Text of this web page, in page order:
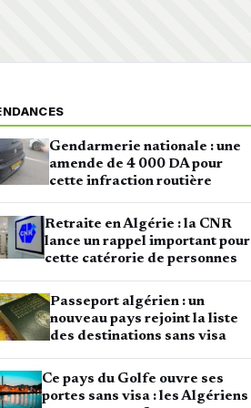
Gendarmerie nationale : une
amende de 4 000 DA pour
cette infraction routière
Retraite en Algérie : la CNR
lance un rappel important pour
cette catérorie de personnes
Passeport algérien : un
nouveau pays rejoint la liste
des destinations sans visa
Ce pays du Golfe ouvre ses
portes sans visa : les Algériens